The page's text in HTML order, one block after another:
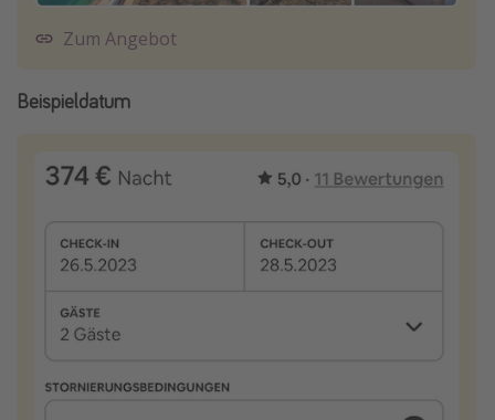
Zum Angebot
Beispieldatum